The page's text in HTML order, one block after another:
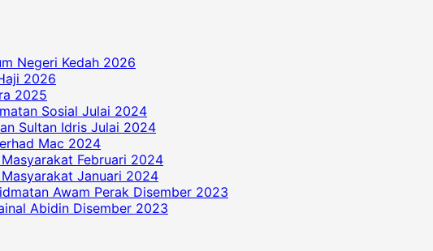
Negeri Kedah 2026
2026
2025
Sosial Julai 2024
Sultan Idris Julai 2024
Mac 2024
Februari 2024
Januari 2024
Awam Perak Disember 2023
Abidin Disember 2023